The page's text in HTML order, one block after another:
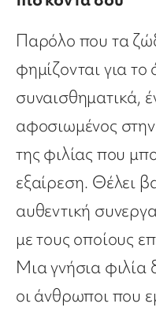
Παρόλο που τα
φημίζονται για το
συναισθηματικά,
αφοσιωμένος
της φιλίας που
εξαίρεση. Θέλει
αυθεντική
με τους οποίους
Μια γνήσια φιλία
οι άνθρωποι που